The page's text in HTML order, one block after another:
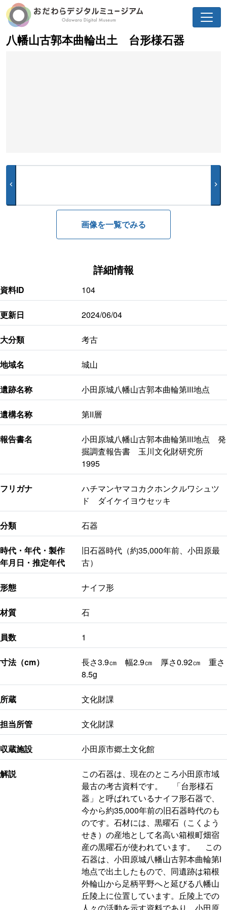
八幡山古郭本曲輪出土 台形様石器
chevron_left chevron_right
画像を一覧でみる
詳細情報
資料ID 104
更新日 2024/06/04
大分類 考古
地域名 城山
遺跡名称 小田原城八幡山古郭本曲輪第Ⅲ地点
遺構名称 第Ⅱ層
報告書名
小田原城八幡山古郭本曲輪第Ⅲ地点 発
掘調査報告書 玉川文化財研究所
1995
フリガナ
ハチマンヤマコカクホンクルワシュツ
ド ダイケイヨウセッキ
分類 石器
時代・年代・製作
年月日・推定年代
旧石器時代（約35,000年前、小田原最
古）
形態 ナイフ形
材質 石
員数 1
寸法（cm）
長さ3.9㎝ 幅2.9㎝ 厚さ0.92㎝ 重さ
8.5g
所蔵 文化財課
担当所管 文化財課
収蔵施設 小田原市郷土文化館
解説
この石器は、現在のところ小田原市域
最古の考古資料です。 「台形様石
器」と呼ばれているナイフ形石器で、
今から約35,000年前の旧石器時代のも
のです。石材には、黒曜石（こくよう
せき）の産地として名高い箱根町畑宿
産の黒曜石が使われています。 この
石器は、小田原城八幡山古郭本曲輪第Ⅰ
地点で出土したもので、同遺跡は箱根
外輪山から足柄平野へと延びる八幡山
丘陵上に位置しています。丘陵上での